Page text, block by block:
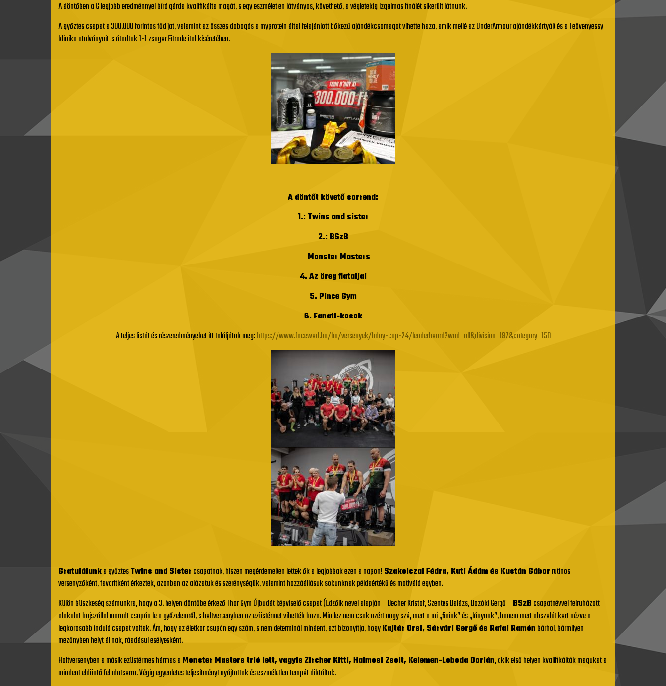
A döntőben a 6 legjobb eredménnyel bíró gárda kvalifikálta magát, s egy eszméletlen látványos, követhető, a végletekig izgalmas finálét sikerült látnunk.
A győztes csapat a 300.000 forintos fődíjat, valamint az összes dobogós a myprotein által felajánlott bőkezű ajándékcsomagot vihette haza, amik mellé az UnderArmour ajándékkártyáit és a Feövenyessy
klinika utalványait is átadtuk 1-1 zsugor Fitrade ital kíséretében.
A döntőt követő sorrend:
1.: Twins and sister
2.: BSzB
Monster Masters
4. Az öreg fiataljai
5. Pince Gym
6. Fanati-kosok
A teljes listát és részeredményeket itt találjátok meg:https://www.facewod.hu/hu/versenyek/bday-cup-24/leaderboard?wod=all&division=197&category=150
Gratulálunka győztesTwins and Sistercsapatnak, hiszen megérdemelten lettek ők a legjobbak ezen a napon!Szakolczai Fédra, Kuti Ádám és Kustán Gáborrutinos
versenyzőként, favoritként érkeztek, azonban az alázatuk és szerénységük, valamint hozzáállásuk sokunknak példaértékű és motiváló egyben.
Külön büszkeség számunkra, hogy a 3. helyen döntőbe érkező Thor Gym Újbudát képviselő csapat (Edzőik nevei alapján – Becher Kristof, Szentes Balázs, Bozóki Gergő –BSzBcsapatnévvel felruházott
alakulat hajszállal maradt csupán le a győzelemről, s holtversenyben az ezüstérmet vihették haza. Mindez nem csak azért nagy szó, mert a mi „fiaink” és „lányunk”, hanem mert abszolút kort nézve a
legkorosabb induló csapat voltak. Ám, hogy az életkor csupán egy szám, s nem determinál mindent, azt bizonyítja, hogyKajtár Orsi, Sárvári Gergő és Rafai Ramónbárhol, bármilyen
mezőnyben helyt állnak, ráadásul esélyesként.
Holtversenyben a másik ezüstérmes hármas aMonster Masters trió lett, vagyisZircher Kitti, Halmosi Zsolt, Kelemen-Loboda Dorián, akik első helyen kvalifikálták magukat a
mindent eldöntő feladatsorra. Végig egyenletes teljesítményt nyújtottak és eszméletlen tempót diktáltak.